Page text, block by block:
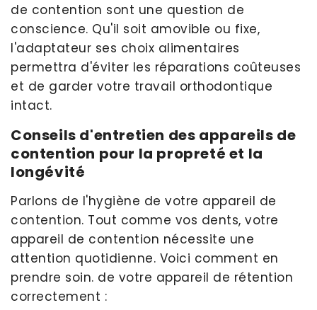
de contention sont une question de
conscience. Qu'il soit amovible ou fixe,
l'adaptateur ses choix alimentaires
permettra d'éviter les réparations coûteuses
et de garder votre travail orthodontique
intact.
Conseils d'entretien des appareils de
contention pour la propreté et la
longévité
Parlons de l'hygiène de votre appareil de
contention. Tout comme vos dents, votre
appareil de contention nécessite une
attention quotidienne. Voici comment en
prendre soin. de votre appareil de rétention
correctement :